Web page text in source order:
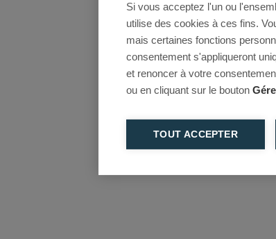
Si vous acceptez l'un ou
utilise des cookies à ces fins.
mais certaines fonctions
consentement s'appliqueront
et renoncer à votre
ou en cliquant sur le bouton
TOUT ACCEPTER